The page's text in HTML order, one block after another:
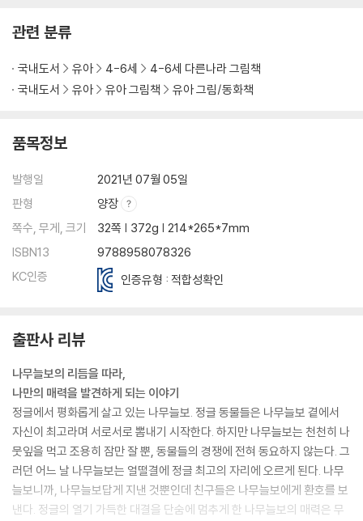
관련 분류
국내도서 유아 4-6세
4-6세 다른나라 그림책
국내도서
유아 유아 그림책 유아 그림/동화책
품목정보
발행일
2021년 07월 05일
판형
양장
쪽수, 무게, 크기
32쪽 | 372g | 214*265*7mm
ISBN13
9788958078326
KC인증
인증유형 : 적합성확인
출판사 리뷰
나무늘보의 리듬을 따라,
나만의 매력을 발견하게 되는 이야기
정글에서 평화롭게 살고 있는 나무늘보. 정글 동물들은 나무늘보 곁에서
자신이 최고라며 서로서로 뽐내기 시작한다. 하지만 나무늘보는 천천히 나
뭇잎을 먹고 조용히 잠만 잘 뿐, 동물들의 경쟁에 전혀 동요하지 않는다. 그
러던 어느 날 나무늘보는 얼떨결에 정글 최고의 자리에 오르게 된다. 나무
늘보니까, 나무늘보답게 지낸 것뿐인데 친구들은 나무늘보에게 환호를 보
낸다. 정글의 열기 가득한 대결을 단숨에 멈추게 한 나무늘보의 매력은 무